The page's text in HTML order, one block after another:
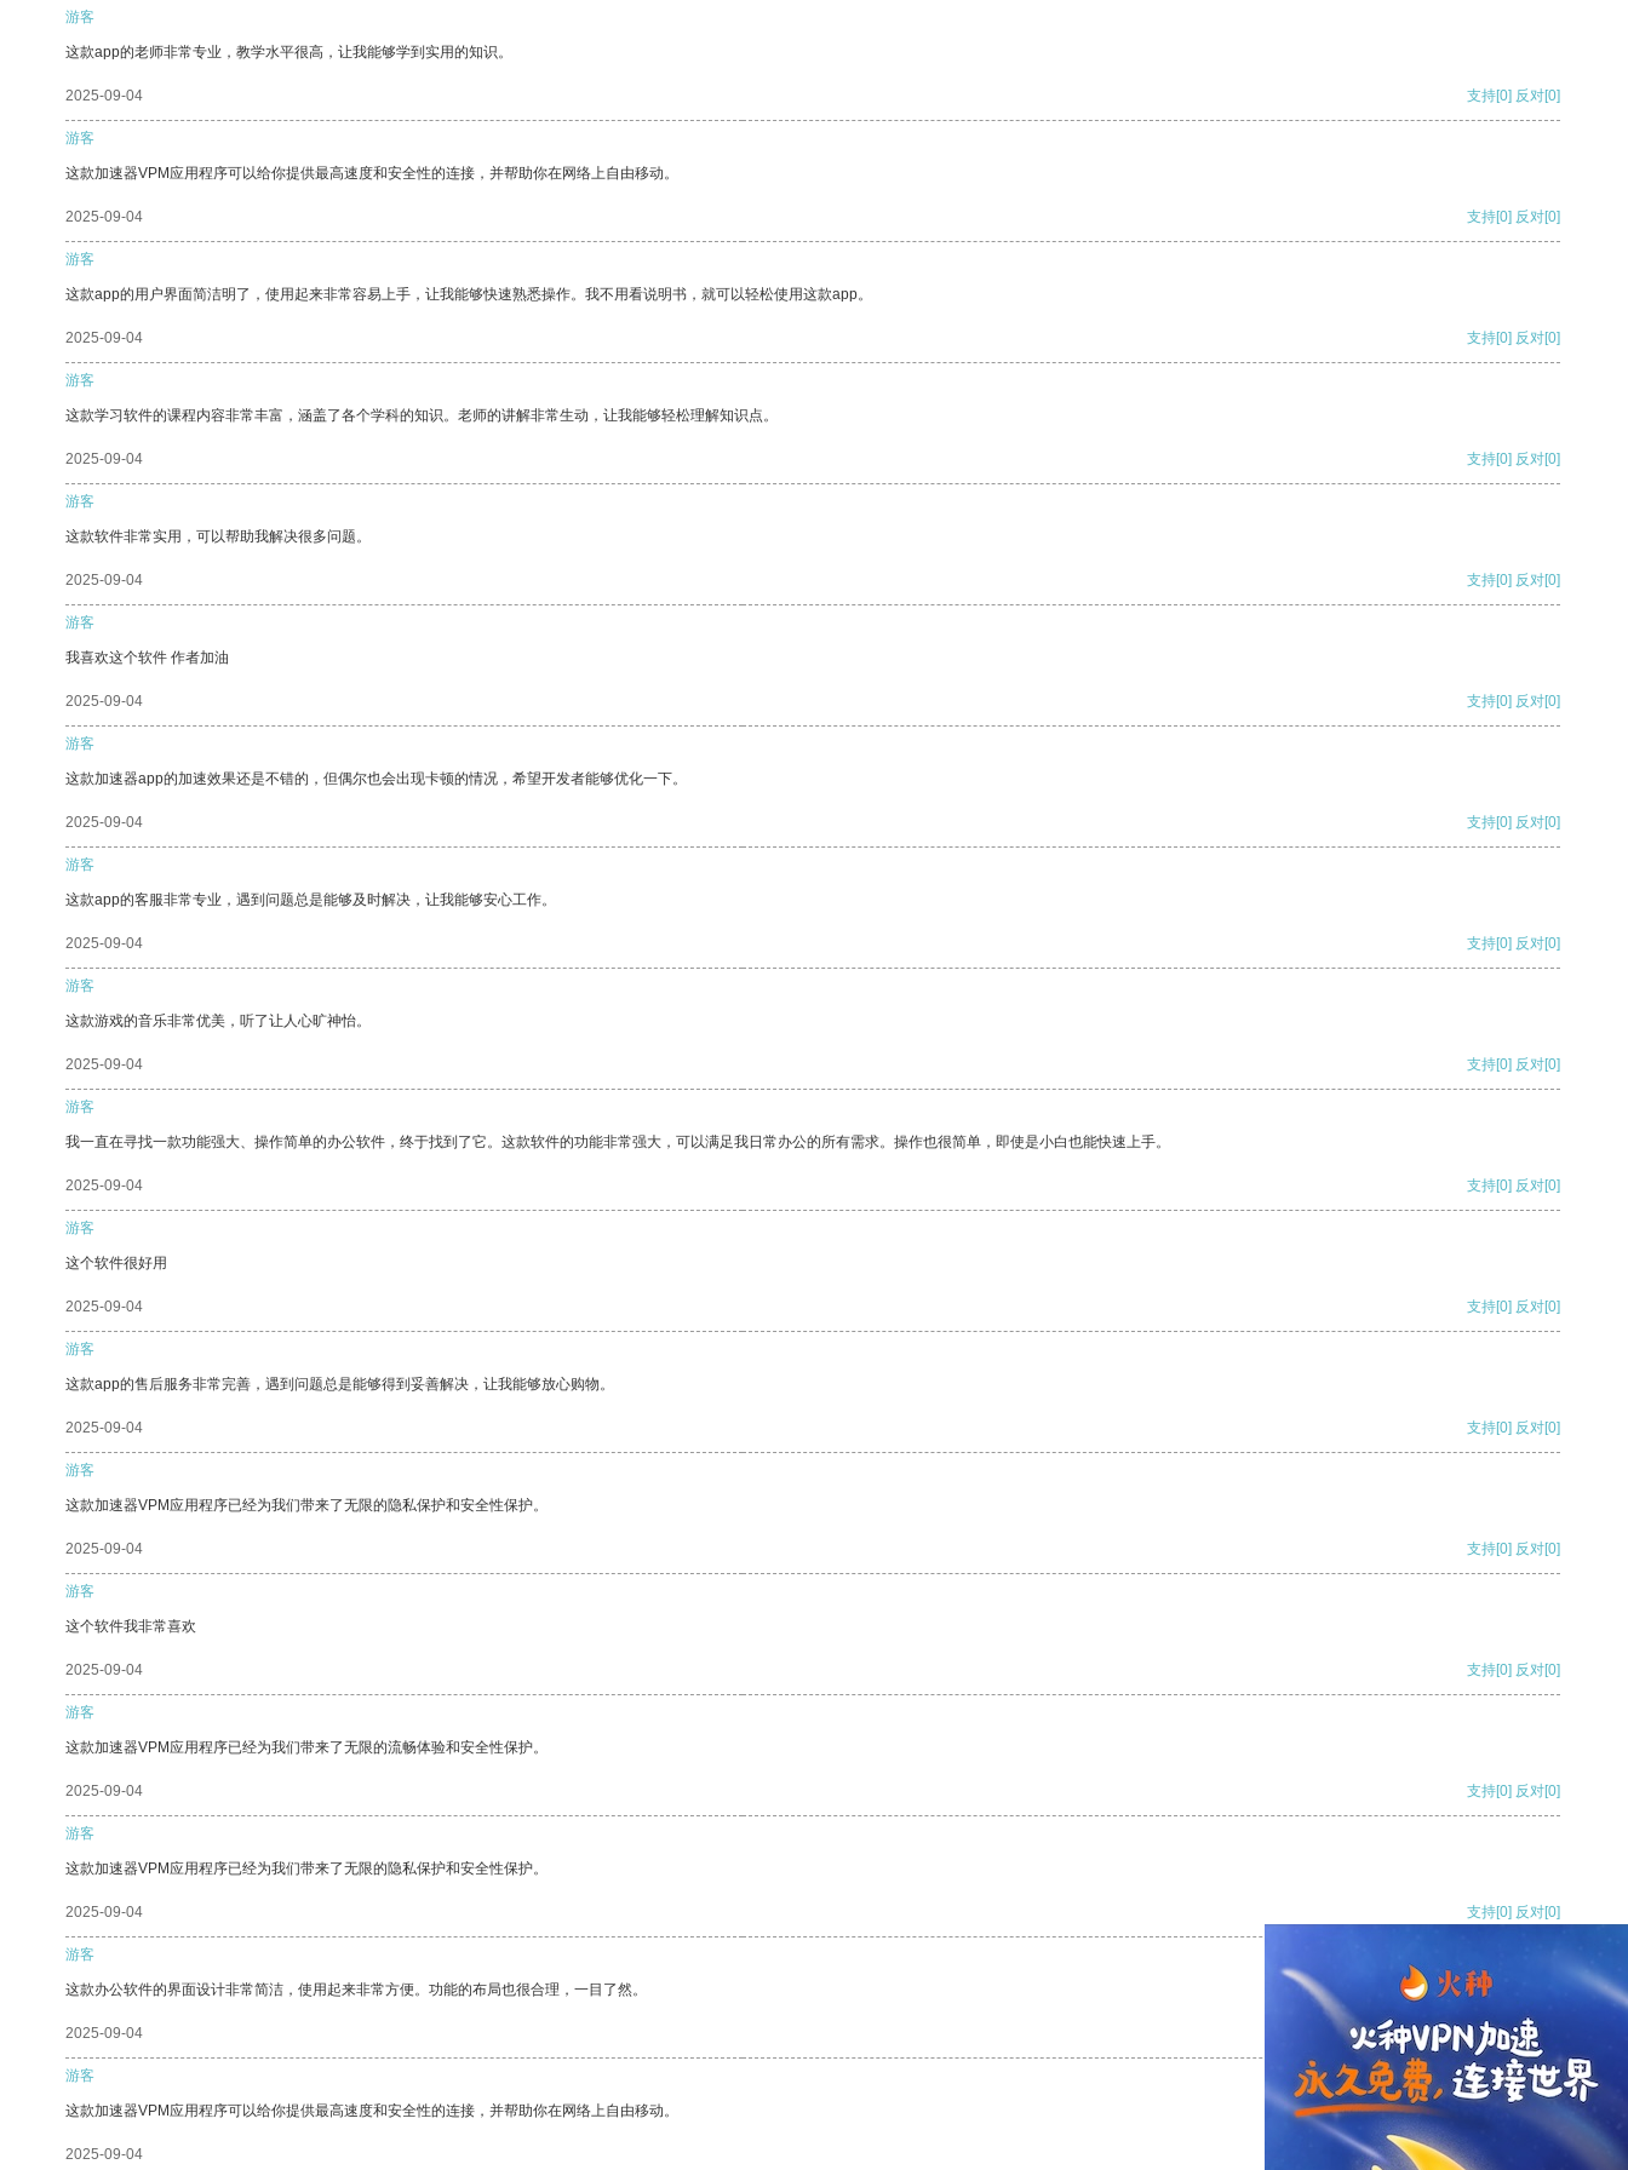
游客
这款app的老师非常专业，教学水平很高，让我能够学到实用的知识。
2025-09-04 支持[0] 反对[0]
游客
这款加速器VPM应用程序可以给你提供最高速度和安全性的连接，并帮助你在网络上自由移动。
2025-09-04 支持[0] 反对[0]
游客
这款app的用户界面简洁明了，使用起来非常容易上手，让我能够快速熟悉操作。我不用看说明书，就可以轻松使用这款app。
2025-09-04 支持[0] 反对[0]
游客
这款学习软件的课程内容非常丰富，涵盖了各个学科的知识。老师的讲解非常生动，让我能够轻松理解知识点。
2025-09-04 支持[0] 反对[0]
游客
这款软件非常实用，可以帮助我解决很多问题。
2025-09-04 支持[0] 反对[0]
游客
我喜欢这个软件 作者加油
2025-09-04 支持[0] 反对[0]
游客
这款加速器app的加速效果还是不错的，但偶尔也会出现卡顿的情况，希望开发者能够优化一下。
2025-09-04 支持[0] 反对[0]
游客
这款app的客服非常专业，遇到问题总是能够及时解决，让我能够安心工作。
2025-09-04 支持[0] 反对[0]
游客
这款游戏的音乐非常优美，听了让人心旷神怡。
2025-09-04 支持[0] 反对[0]
游客
我一直在寻找一款功能强大、操作简单的办公软件，终于找到了它。这款软件的功能非常强大，可以满足我日常办公的所有需求。操作也很简单，即使是小白也能快速上手。
2025-09-04 支持[0] 反对[0]
游客
这个软件很好用
2025-09-04 支持[0] 反对[0]
游客
这款app的售后服务非常完善，遇到问题总是能够得到妥善解决，让我能够放心购物。
2025-09-04 支持[0] 反对[0]
游客
这款加速器VPM应用程序已经为我们带来了无限的隐私保护和安全性保护。
2025-09-04 支持[0] 反对[0]
游客
这个软件我非常喜欢
2025-09-04 支持[0] 反对[0]
游客
这款加速器VPM应用程序已经为我们带来了无限的流畅体验和安全性保护。
2025-09-04 支持[0] 反对[0]
游客
这款加速器VPM应用程序已经为我们带来了无限的隐私保护和安全性保护。
2025-09-04 支持[0] 反对[0]
游客
这款办公软件的界面设计非常简洁，使用起来非常方便。功能的布局也很合理，一目了然。
2025-09-04 支持[0] 反对
游客
这款加速器VPM应用程序可以给你提供最高速度和安全性的连接，并帮助你在网络上自由移动。
2025-09-04 支持